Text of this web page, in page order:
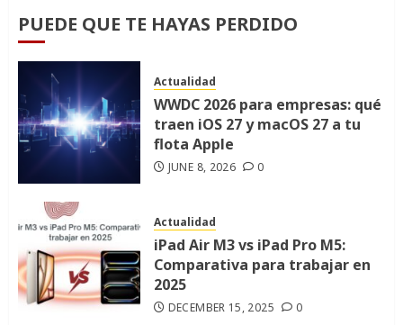
PUEDE QUE TE HAYAS PERDIDO
Actualidad
WWDC 2026 para empresas: qué
traen iOS 27 y macOS 27 a tu
flota Apple
JUNE 8, 2026 0
Actualidad
iPad Air M3 vs iPad Pro M5:
Comparativa para trabajar en
2025
DECEMBER 15, 2025 0